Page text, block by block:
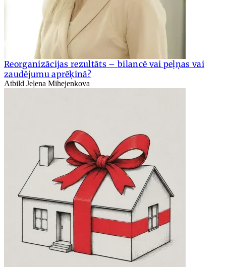
Reorganizācijas rezultāts – bilancē vai peļņas vai
zaudējumu aprēķinā?
Atbild Jeļena Mihejenkova